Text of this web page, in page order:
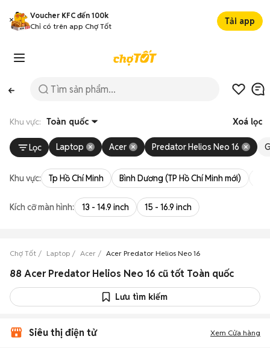
Voucher KFC đến 100k
Chỉ có trên app Chợ Tốt
Tải app
Khu vực: Toàn quốc Xoá lọc
Lọc Laptop Acer Predator Helios Neo 16
Khu vực: Tp Hồ Chí Minh Bình Dương (TP Hồ Chí Minh mới)
Kích cỡ màn hình: 13 - 14.9 inch 15 - 16.9 inch
Chợ Tốt Laptop Acer Acer Predator Helios Neo 16
88 Acer Predator Helios Neo 16 cũ tốt Toàn quốc
Lưu tìm kiếm
Siêu thị điện tử Xem Cửa hàng